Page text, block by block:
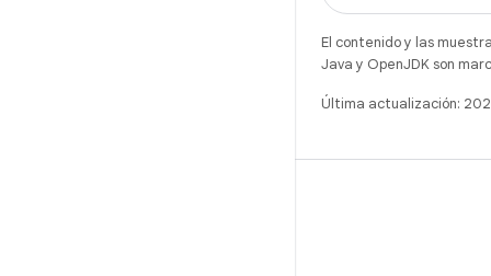
El contenido y las
Java y OpenJDK son
Última actualización: